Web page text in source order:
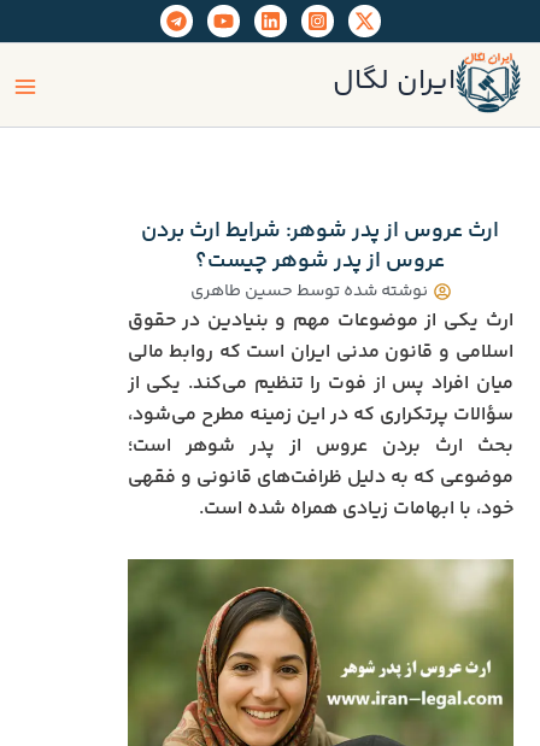
به
محتوا
ایران لگال
ارث عروس از پدر شوهر: شرایط ارث بردن
عروس از پدر شوهر چیست؟
نوشته شده توسطحسین طاهری
ارث یکی از موضوعات مهم و بنیادین در حقوق
اسلامی و قانون مدنی ایران است که روابط مالی
میان افراد پس از فوت را تنظیم می‌کند. یکی از
سؤالات پرتکراری که در این زمینه مطرح می‌شود،
بحث ارث بردن عروس از پدر شوهر است؛
موضوعی که به دلیل ظرافت‌های قانونی و فقهی
خود، با ابهامات زیادی همراه شده است.